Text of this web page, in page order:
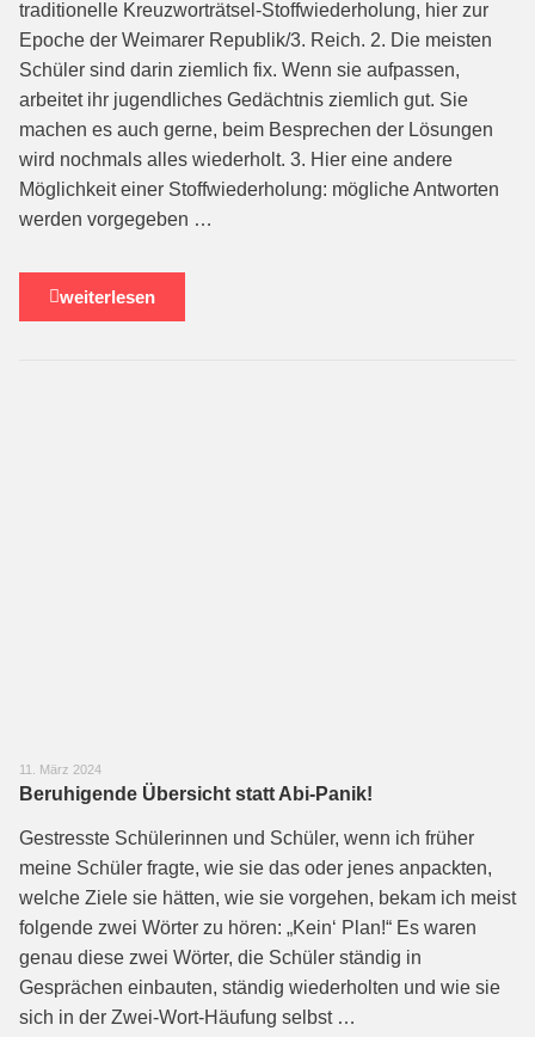
traditionelle Kreuzworträtsel-Stoffwieder­holung, hier zur
Epoche der Weimarer Republik/3. Reich. 2. Die meisten
Schüler sind darin ziemlich fix. Wenn sie aufpassen,
arbeitet ihr ju­gendliches Gedächtnis ziem­lich gut. Sie
machen es auch gerne, beim Besprechen der Lösungen
wird nochmals alles wiederholt. 3. Hier eine andere
Möglichkeit einer Stoffwiederholung: mögliche Antworten
werden vorgegeben …
weiterlesen
11. März 2024
Beruhigende Übersicht statt Abi-Panik!
Gestresste Schülerinnen und Schüler, wenn ich früher
meine Schüler fragte, wie sie das oder jenes anpackten,
welche Ziele sie hätten, wie sie vorgehen, bekam ich meist
folgende zwei Wörter zu hören: „Kein‘ Plan!“ Es waren
genau diese zwei Wörter, die Schüler ständig in
Gesprächen einbauten, ständig wiederholten und wie sie
sich in der Zwei-Wort-Häufung selbst …